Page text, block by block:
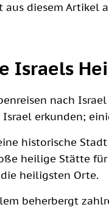
diesem Artikel
Israels
nach
erkunden;
historische
heilige Stätte für
heiligsten Orte.
beherbergt